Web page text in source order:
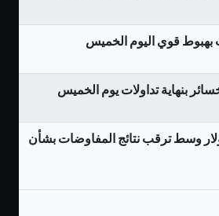
بهبوط قوي اليوم الخميس
بنهاية تداولات يوم الخميس
يبقى دون 80 دولار وسط ترقب نتائج المفاوضات بشأن